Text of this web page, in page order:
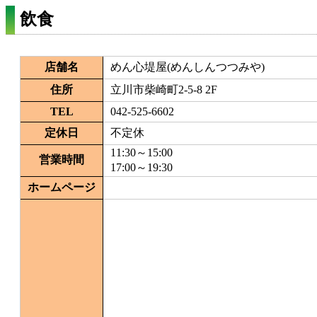
飲食
店舗名
めん心堤屋(めんしんつつみや)
住所
立川市柴崎町2-5-8 2F
TEL
042-525-6602
定休日
不定休
営業時間
11:30～15:00
17:00～19:30
ホームページ